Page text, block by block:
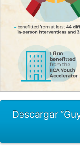
Descargar